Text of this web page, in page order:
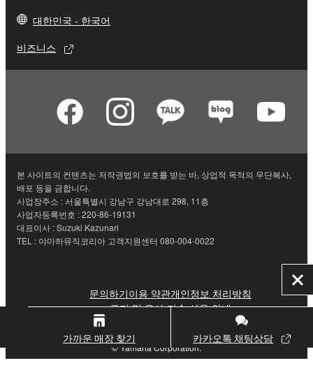
가까운 매장 찾기 카카오톡 채팅상담
닫
기
대한민국 - 한국어
비즈니스
본 사이트의 컨텐츠는 저작권법의 보호를 받는 바, 상업적 목적의 무단복사,
배포 등을 금합니다.
사업장주소 : 서울특별시 강남구 강남대로 298, 11층
사업자등록번호 : 220-86-19131
대표이사 : Suzuki Kazunari
TEL : 야마하뮤직코리아 고객지원센터 080-004-0022
문의하기이용 약관개인정보 처리방침
쿠키 및 유사 기술 사용 안내
© Yamaha Corporation.